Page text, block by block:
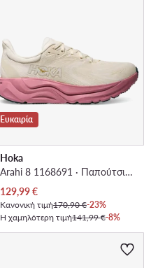
Ευκαιρία
Hoka
Arahi 8 1168691 · Παπούτσια για Τρέξιμο
Τρέχουσα τιμή
129,99€
Κανονική τιμή170,90 €-23%
Η χαμηλότερη τιμή141,99 €-8%